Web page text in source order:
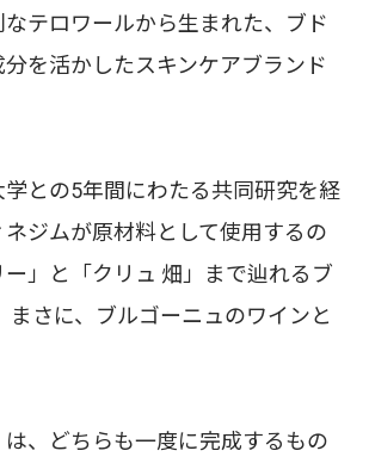
テロワールから生まれた、ブド
を活かしたスキンケアブランド
との5年間にわたる共同研究を経
ジムが原材料として使用するの
」と「クリュ 畑」まで辿れるブ
まさに、ブルゴーニュのワインと
は、どちらも一度に完成するもの